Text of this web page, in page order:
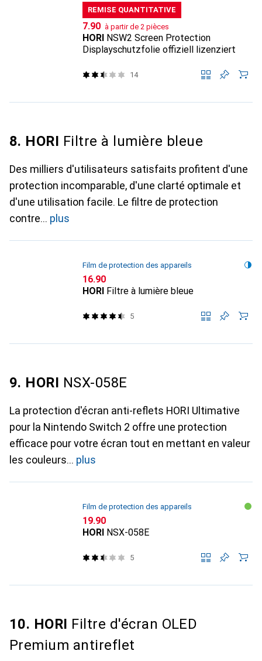
REMISE QUANTITATIVE
CHF
7.90 à partir de 2 pièces
HORI NSW2 Screen Protection
Displayschutzfolie offiziell lizenziert
14
8. HORI Filtre à lumière bleue
Des milliers d'utilisateurs satisfaits profitent d'une
protection incomparable, d'une clarté optimale et
d'une utilisation facile. Le filtre de protection
contre
plus
Film de protection des appareils
CHF
16.90
HORI Filtre à lumière bleue
5
9. HORI NSX-058E
La protection d'écran anti-reflets HORI Ultimative
pour la Nintendo Switch 2 offre une protection
efficace pour votre écran tout en mettant en valeur
les couleurs
plus
Film de protection des appareils
CHF
19.90
HORI NSX-058E
5
10. HORI Filtre d'écran OLED
Premium antireflet